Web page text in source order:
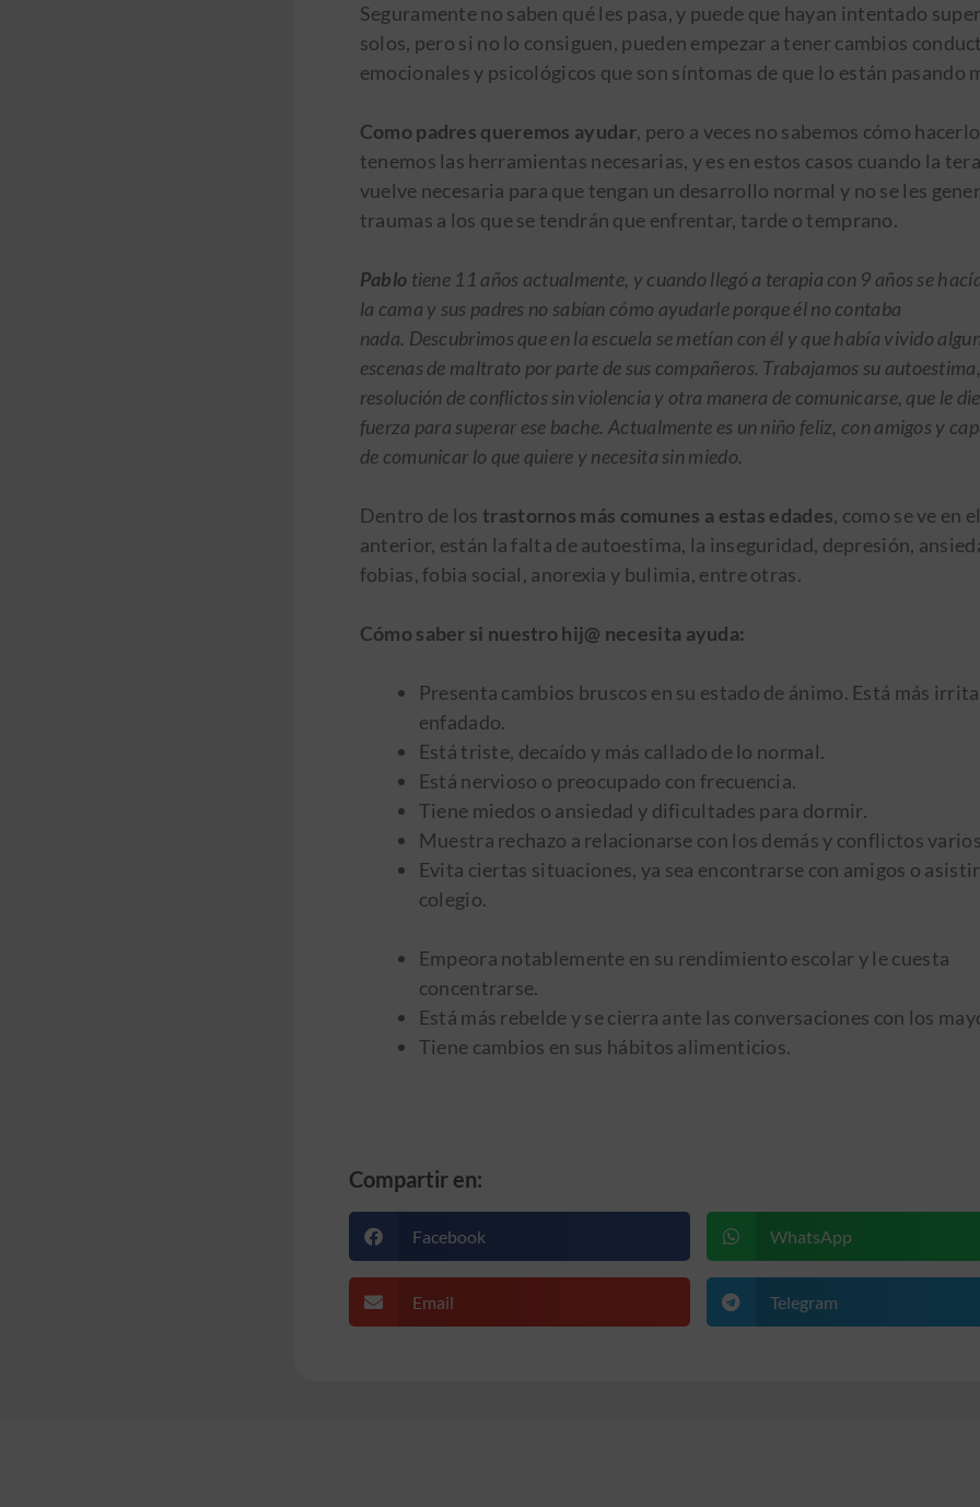
Seguramente no saben qué les pasa, y puede que hayan intentado
solos, pero si no lo consiguen, pueden empezar a tener cambios
emocionales y psicológicos que son síntomas de que lo están pasando
Como padres queremos ayudar, pero a veces no sabemos cómo
tenemos las herramientas necesarias, y es en estos casos cuando la
vuelve necesaria para que tengan un desarrollo normal y no se les
traumas a los que se tendrán que enfrentar, tarde o temprano.
Pablo tiene 11 años actualmente, y cuando llegó a terapia con 9 años se
la cama y sus padres no sabían cómo ayudarle porque él no contaba
nada. Descubrimos que en la escuela se metían con él y que había vivido
escenas de maltrato por parte de sus compañeros. Trabajamos su
resolución de conflictos sin violencia y otra manera de comunicarse, que le
fuerza para superar ese bache. Actualmente es un niño feliz, con amigos y
de comunicar lo que quiere y necesita sin miedo.
Dentro de los trastornos más comunes a estas edades, como se ve en
anterior, están la falta de autoestima, la inseguridad, depresión,
fobias, fobia social, anorexia y bulimia, entre otras.
Cómo saber si nuestro hij@ necesita ayuda:
Presenta cambios bruscos en su estado de ánimo. Está más
enfadado.
Está triste, decaído y más callado de lo normal.
Está nervioso o preocupado con frecuencia.
Tiene miedos o ansiedad y dificultades para dormir.
Muestra rechazo a relacionarse con los demás y conflictos
Evita ciertas situaciones, ya sea encontrarse con amigos o
colegio.
Empeora notablemente en su rendimiento escolar y le cuesta
concentrarse.
Está más rebelde y se cierra ante las conversaciones con los
Tiene cambios en sus hábitos alimenticios.
Compartir en:
Facebook WhatsApp
Email Telegram